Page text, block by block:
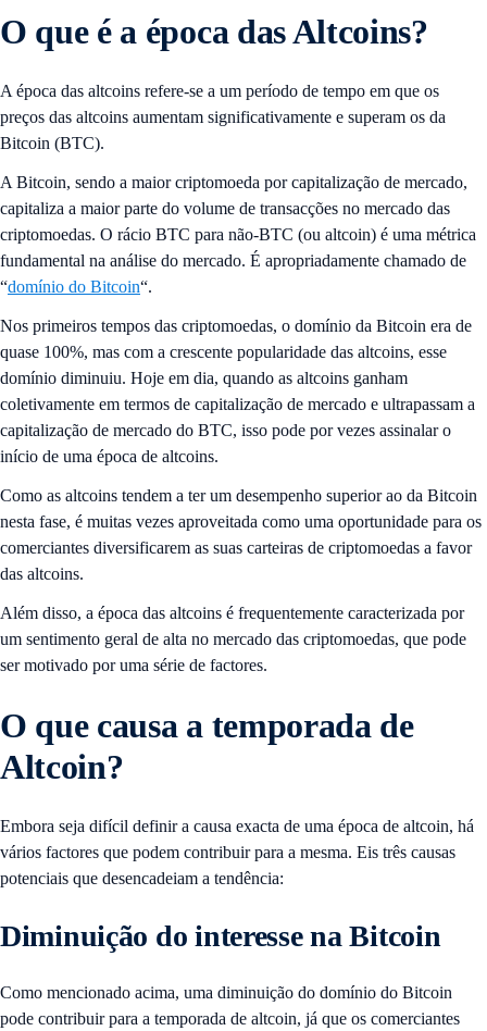
O que é a época das Altcoins?
A época das altcoins refere-se a um período de tempo em que os
preços das altcoins aumentam significativamente e superam os da
Bitcoin (BTC).
A Bitcoin, sendo a maior criptomoeda por capitalização de mercado,
capitaliza a maior parte do volume de transacções no mercado das
criptomoedas. O rácio BTC para não-BTC (ou altcoin) é uma métrica
fundamental na análise do mercado. É apropriadamente chamado de
“domínio do Bitcoin“.
Nos primeiros tempos das criptomoedas, o domínio da Bitcoin era de
quase 100%, mas com a crescente popularidade das altcoins, esse
domínio diminuiu. Hoje em dia, quando as altcoins ganham
coletivamente em termos de capitalização de mercado e ultrapassam a
capitalização de mercado do BTC, isso pode por vezes assinalar o
início de uma época de altcoins.
Como as altcoins tendem a ter um desempenho superior ao da Bitcoin
nesta fase, é muitas vezes aproveitada como uma oportunidade para os
comerciantes diversificarem as suas carteiras de criptomoedas a favor
das altcoins.
Além disso, a época das altcoins é frequentemente caracterizada por
um sentimento geral de alta no mercado das criptomoedas, que pode
ser motivado por uma série de factores.
O que causa a temporada de
Altcoin?
Embora seja difícil definir a causa exacta de uma época de altcoin, há
vários factores que podem contribuir para a mesma. Eis três causas
potenciais que desencadeiam a tendência:
Diminuição do interesse na Bitcoin
Como mencionado acima, uma diminuição do domínio do Bitcoin
pode contribuir para a temporada de altcoin, já que os comerciantes